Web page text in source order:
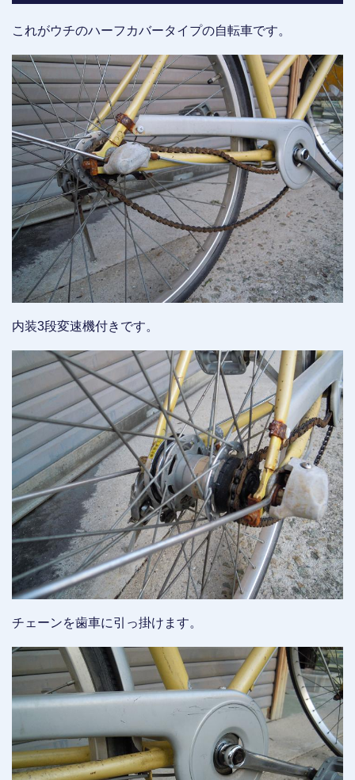
これがウチのハーフカバータイプの自転車です。
内装3段変速機付きです。
チェーンを歯車に引っ掛けます。